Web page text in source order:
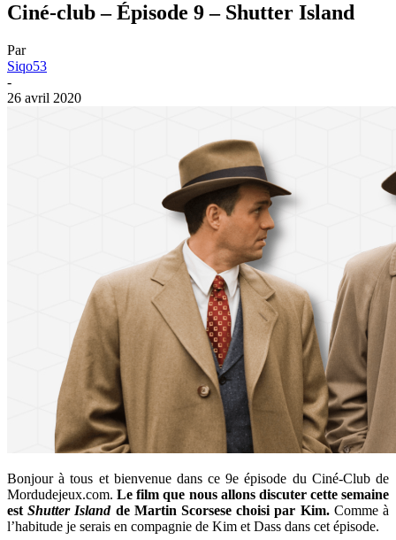
Ciné-club – Épisode 9 – Shutter Island
Par
Siqo53
-
26 avril 2020
Bonjour à tous et bienvenue dans ce 9e épisode du Ciné-Club de
Mordudejeux.com.Le film que nous allons discuter cette semaine
estShutter Islandde Martin Scorsese choisi par Kim.Comme à
l’habitude je serais en compagnie de Kim et Dass dans cet épisode.